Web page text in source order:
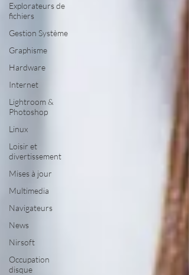
Explorateurs de
fichiers
Gestion Système
Graphisme
Hardware
Internet
Lightroom &
Photoshop
Linux
Loisir et
divertissement
Mises à jour
Multimedia
Navigateurs
News
Nirsoft
Occupation
disque